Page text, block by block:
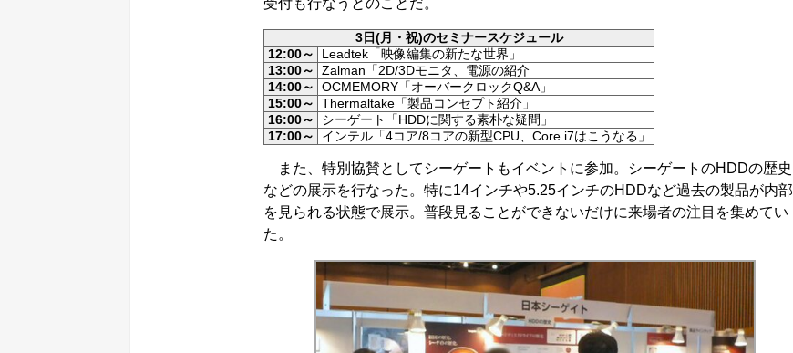
3日(月・祝)のセミナースケジュール
12:00～
Leadtek「映像編集の新たな世界」
13:00～
Zalman「2D/3Dモニタ、電源の紹介
14:00～
OCMEMORY「オーバークロックQ&A」
15:00～
Thermaltake「製品コンセプト紹介」
16:00～
シーゲート「HDDに関する素朴な疑問」
17:00～
インテル「4コア/8コアの新型CPU、Core i7はこうなる」
また、特別協賛としてシーゲートもイベントに参加。シーゲートのHDDの歴史
などの展示を行なった。特に14インチや5.25インチのHDDなど過去の製品が内部
を見られる状態で展示。普段見ることができないだけに来場者の注目を集めてい
た。